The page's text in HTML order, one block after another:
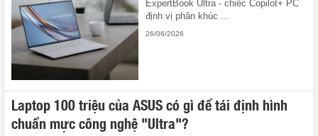
ExpertBook Ultra - chiếc Copilot+ PC
định vị phân khúc ...
26/06/2026
Laptop 100 triệu của ASUS có gì để tái định hình
chuẩn mực công nghệ "Ultra"?